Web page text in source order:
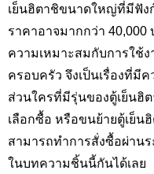
เย็นฮิตาชิขนาดใหญ่ที่มีฟั
ราคาอาจมากกว่า 40, 000
ความเหมาะสมกับการใช้
ครอบครัว จึงเป็นเรื่องที่มี
ส่วนใครที่มีรุ่นของตู้เย็นฮิต
เลือกซื้อ หรือขนย้ายตู้เย็น
สามารถทำการสั่งซื้อผ่าน
ในบทความชิ้นนี้กันได้เลย